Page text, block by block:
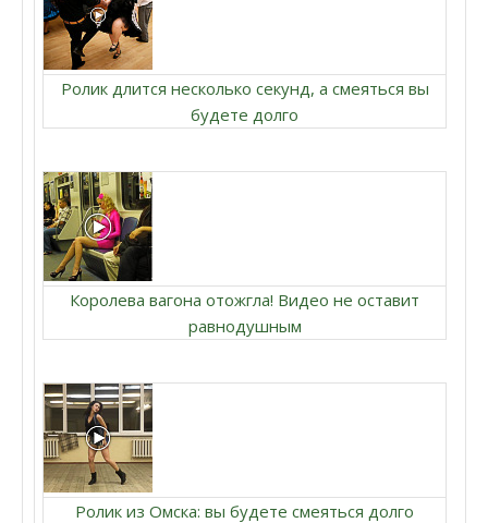
Ролик длится несколько секунд, а смеяться вы
будете долго
Королева вагона отожгла! Видео не оставит
равнодушным
Ролик из Омска: вы будете смеяться долго